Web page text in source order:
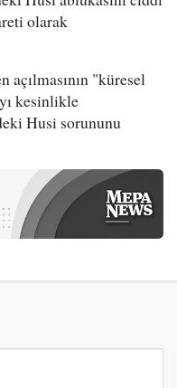
olarak
açılmasının "küresel
kesinlikle
Husi sorununu